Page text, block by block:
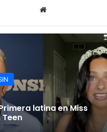
te
latina en Miss